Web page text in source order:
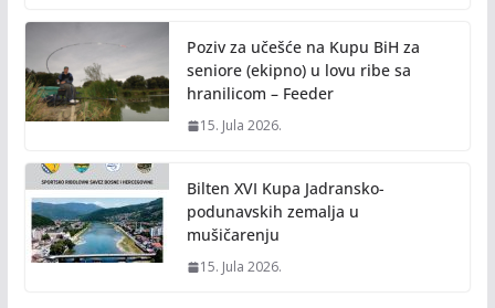
Poziv za učešće na Kupu BiH za
seniore (ekipno) u lovu ribe sa
hranilicom – Feeder
15. Jula 2026.
Bilten XVI Kupa Jadransko-
podunavskih zemalja u
mušičarenju
15. Jula 2026.